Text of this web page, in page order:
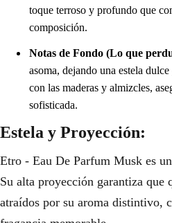
toque terroso y profundo que
composición.
Notas de Fondo (Lo que
asoma, dejando una estela
con las maderas y almizcles,
sofisticada.
Estela y Proyección:
Etro - Eau De Parfum Musk es
Su alta proyección garantiza que
atraídos por su aroma distintivo,